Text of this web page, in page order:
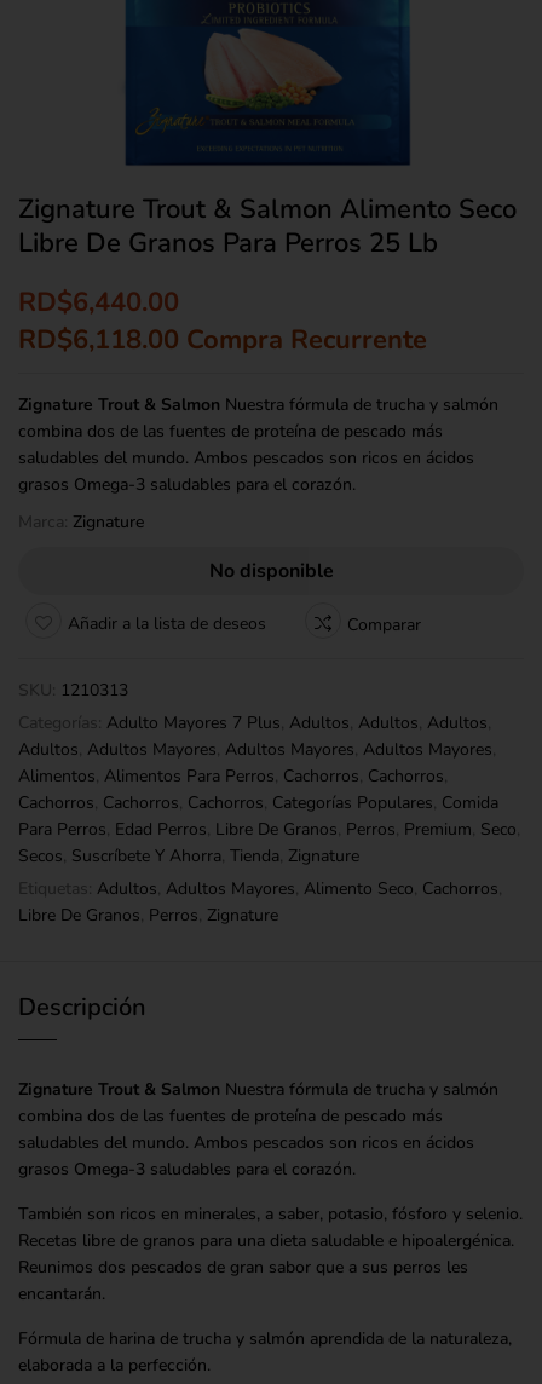
Zignature Trout & Salmon Alimento Seco
Libre De Granos Para Perros 25 Lb
RD$6,440.00
RD$6,118.00 Compra Recurrente
Zignature Trout & Salmon Nuestra fórmula de trucha y salmón
combina dos de las fuentes de proteína de pescado más
saludables del mundo. Ambos pescados son ricos en ácidos
grasos Omega-3 saludables para el corazón.
Marca: Zignature
No disponible
Añadir a la lista de deseos Comparar
SKU: 1210313
Categorías: Adulto Mayores 7 Plus, Adultos Adultos Adultos
Adultos, Adultos Mayores, Adultos Mayores Adultos Mayores
Alimentos, Alimentos Para Perros, Cachorros Cachorros
Cachorros, Cachorros, Cachorros, Categorías Populares Comida
Para Perros, Edad Perros, Libre De Granos Perros Premium Seco
Secos, Suscríbete Y Ahorra, Tienda, Zignature
Etiquetas: Adultos, Adultos Mayores, Alimento Seco Cachorros
Libre De Granos, Perros, Zignature
Descripción
Zignature Trout & Salmon Nuestra fórmula de trucha y salmón
combina dos de las fuentes de proteína de pescado más
saludables del mundo. Ambos pescados son ricos en ácidos
grasos Omega-3 saludables para el corazón.
También son ricos en minerales, a saber, potasio, fósforo y selenio.
Recetas libre de granos para una dieta saludable e hipoalergénica.
Reunimos dos pescados de gran sabor que a sus perros les
encantarán.
Fórmula de harina de trucha y salmón aprendida de la naturaleza,
elaborada a la perfección.